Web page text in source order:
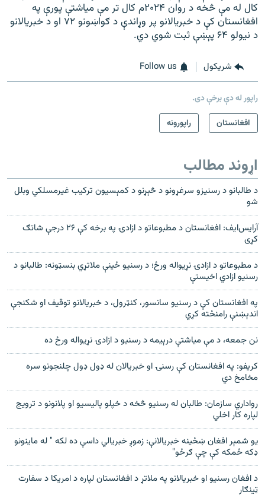
کال له مې څخه د روان ۲۰۲۴م کال تر مې میاشتې پورې په
افغانستان کې د خبریالانو پر وړاندې د ګواښونو ۷۲ او د خبریالانو
د نیولو ۶۴ پېښې ثبت شوي دي.
شريکول Follow us
راپور له دې برخې دی.
افغانستان
راپورونه
اړوند مطالب
د طالبانو د رسنيزو سرغړونو د څېړنو د کمېسيون ترکیب غیرمسلکي وبلل
شو
آر‌ایس‌ایف: افغانستان د مطبوعاتو د ازادۍ په برخه کې ۲۶ درجې شاتګ
کړی
د مطبوعاتو د ازادۍ نړیواله ورځ؛ د رسنیو ځینې ملاتړي بنسټونه: طالبانو د
رسنیو ازادي اخیستې
په افغانستان کې د رسنیو سانسور، کنټرول، د خبریالانو توقیف او شکنجې
اندېښنې رامنځته کړي
نن جمعه، د مې میاشتې درېیمه د رسنیو د ازادۍ نړیواله ورځ ده
کریفو: په افغانستان کې رسنۍ او خبریالان له ډول ډول چلنجونو سره
مخامخ دي
رواداري سازمان: طالبان له رسنیو څخه د خپلو پالیسیو او پلانونو د ترویج
لپاره کار اخلي
یو شمېر افغان ښځینه خبریالانې: زموږ خبریالي داسې ده لکه " له ماینونو
ډکه ځمکه کې چې ګرځو"
د افغان رسنیو او خبریالانو په ملاتړ د افغانستان لپاره د امریکا د سفارت
ټینګار